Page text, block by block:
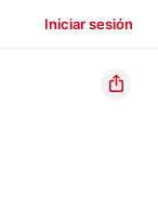
Iniciar sesión